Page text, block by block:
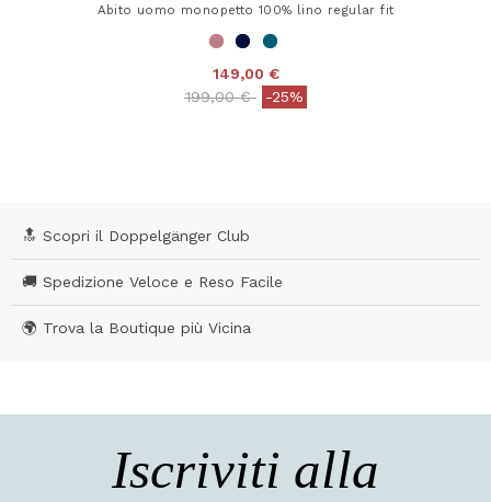
Abito uomo monopetto 100% lino regular fit
149,00 €
Price reduced from
199,00 €to-25%
🔝 Scopri il Doppelgänger Club
🚚 Spedizione Veloce e Reso Facile
🌍 Trova la Boutique più Vicina
Iscriviti alla